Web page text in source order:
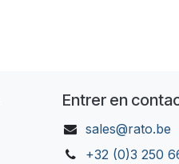
Entrer en
sales@rato.be
+32 (0)3 250